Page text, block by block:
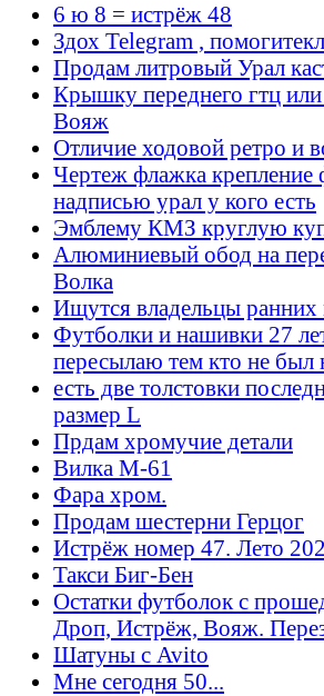
6 ю 8 = истрёж 48
Здох Telegram ,
Продам литровый Урал
Крышку переднего гтц или
Вояж
Отличие ходовой ретро и
Чертеж флажка крепление
надписью урал у кого есть
Эмблему КМЗ круглую
Алюминиевый обод на
Волка
Ищутся владельцы ранних
Футболки и нашивки 27
пересылаю тем кто не был
есть две толстовки
размер L
Прдам хромучие детали
Вилка М-61
Фара хром.
Продам шестерни Герцог
Истрёж номер 47. Лето
Такси Биг-Бен
Остатки футболок с
Дроп, Истрёж, Вояж.
Шатуны с Avito
Мне сегодня 50...